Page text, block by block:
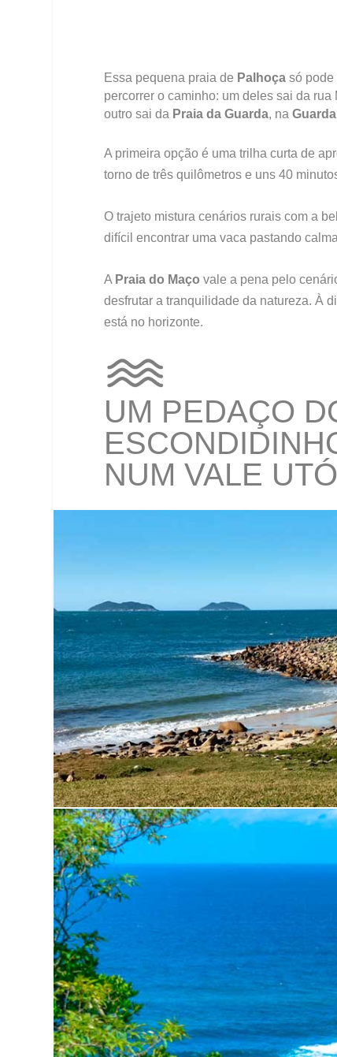
Essa pequena praia de Palhoça só pode
percorrer o caminho: um deles sai da
outro sai da Praia da Guarda, na
A primeira opção é uma trilha curta de
torno de três quilômetros e uns 40
O trajeto mistura cenários rurais com a
difícil encontrar uma vaca pastando
A Praia do Maço vale a pena pelo
desfrutar a tranquilidade da natureza. À
está no horizonte.
UM PEDAÇO
NUM VALE